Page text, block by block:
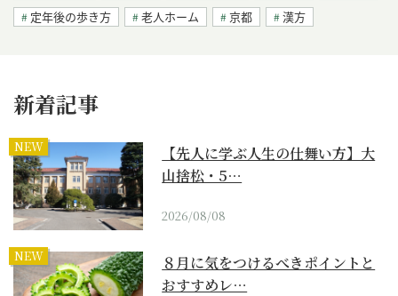
定年後の歩き方
老人ホーム 京都 漢方
新着記事
NEW
【先人に学ぶ人生の仕舞い方】大
山捨松・5…
2026/08/08
NEW
８月に気をつけるべきポイントと
おすすめレ…